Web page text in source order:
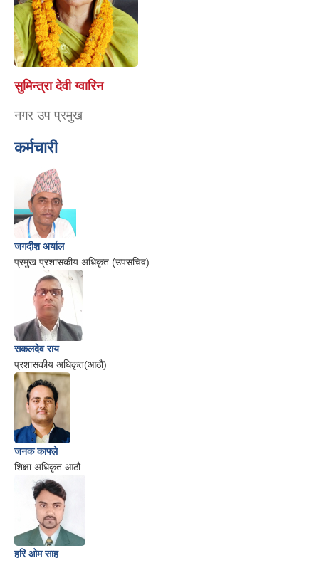
सुमिन्त्रा देवी ग्वारिन
नगर उप प्रमुख
कर्मचारी
जगदीश अर्याल
प्रमुख प्रशासकीय अधिकृत (उपसचिव)
सकलदेव राय
प्रशासकीय अधिकृत(आठौ)
जनक काफ्ले
शिक्षा अधिकृत आठौ
हरि ओम साह